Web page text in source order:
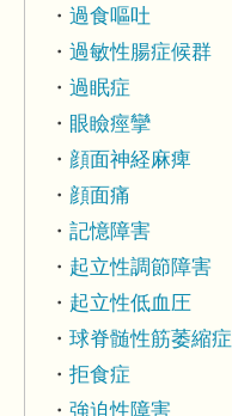
過食嘔吐
過敏性腸症候群
過眠症
眼瞼痙攣
顔面神経麻痺
顔面痛
記憶障害
起立性調節障害
起立性低血圧
球脊髄性筋萎縮症
拒食症
強迫性障害